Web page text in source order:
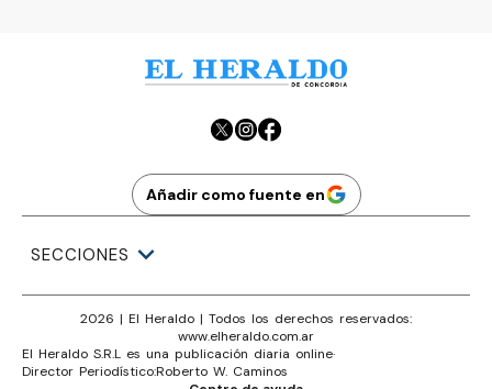
Añadir como fuente en
SECCIONES
2026 | El Heraldo | Todos los derechos reservados:
www.elheraldo.com.ar
El Heraldo S.R.L es una publicación diaria online·
Director Periodístico:Roberto W. Caminos